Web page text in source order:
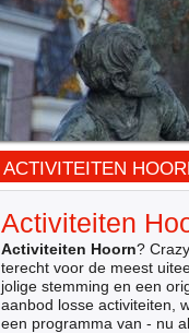
ACTIVITEITEN
Activiteiten
Activiteiten Hoorn?
terecht voor de meest
jolige stemming en een
aanbod losse activiteiten,
een programma van - nu